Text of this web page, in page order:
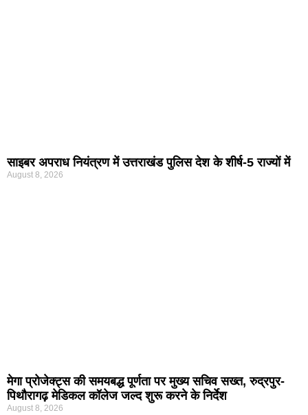
साइबर अपराध नियंत्रण में उत्तराखंड पुलिस देश के शीर्ष-5 राज्यों में
August 8, 2026
मेगा प्रोजेक्ट्स की समयबद्ध पूर्णता पर मुख्य सचिव सख्त, रुद्रपुर-
पिथौरागढ़ मेडिकल कॉलेज जल्द शुरू करने के निर्देश
August 8, 2026